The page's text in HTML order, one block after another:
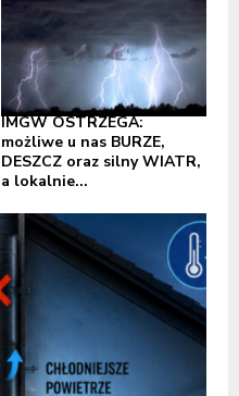
IMGW OSTRZEGA:
możliwe u nas BURZE,
DESZCZ oraz silny WIATR,
a lokalnie...